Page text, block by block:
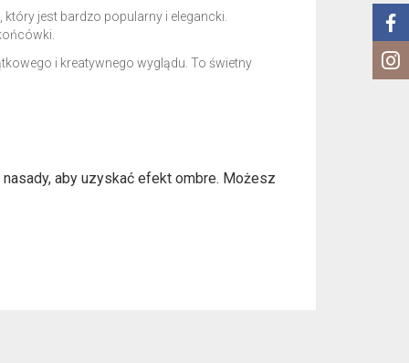
jest bardzo popularny i elegancki.
i kreatywnego wyglądu. To świetny
aby uzyskać efekt ombre. Możesz